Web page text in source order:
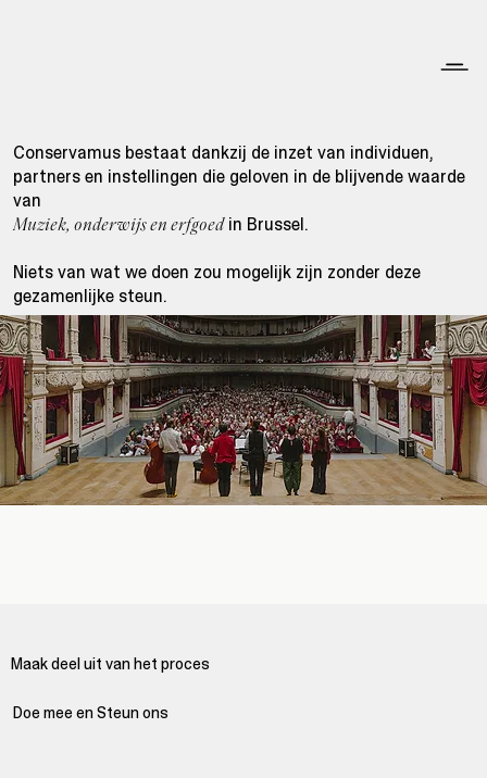
Conservamus bestaat dankzij de inzet van individuen,
partners en instellingen die geloven in de blijvende waarde
van
Muziek, onderwijs en erfgoedin Brussel.
Niets van wat we doen zou mogelijk zijn zonder deze
gezamenlijke steun.
Doe mee en Steun ons
Maak deel uit van het proces